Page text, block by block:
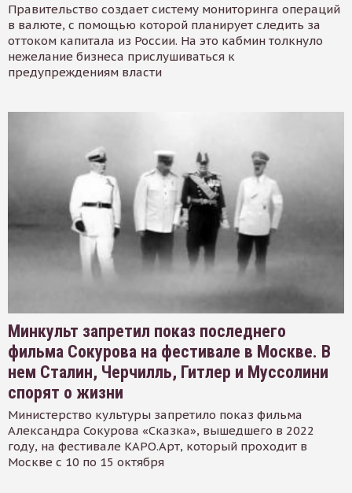
Правительство создает систему мониторинга операций
в валюте, с помощью которой планирует следить за
оттоком капитала из России. На это кабмин толкнуло
нежелание бизнеса прислушиваться к
предупреждениям власти
Минкульт запретил показ последнего
фильма Сокурова на фестивале в Москве. В
нем Сталин, Черчилль, Гитлер и Муссолини
спорят о жизни
Министерство культуры запретило показ фильма
Александра Сокурова «Сказка», вышедшего в 2022
году, на фестивале КАРО.Арт, который проходит в
Москве с 10 по 15 октября